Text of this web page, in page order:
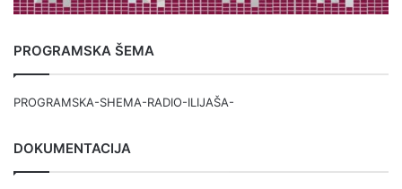
PROGRAMSKA ŠEMA
PROGRAMSKA-SHEMA-RADIO-ILIJAŠA-
DOKUMENTACIJA